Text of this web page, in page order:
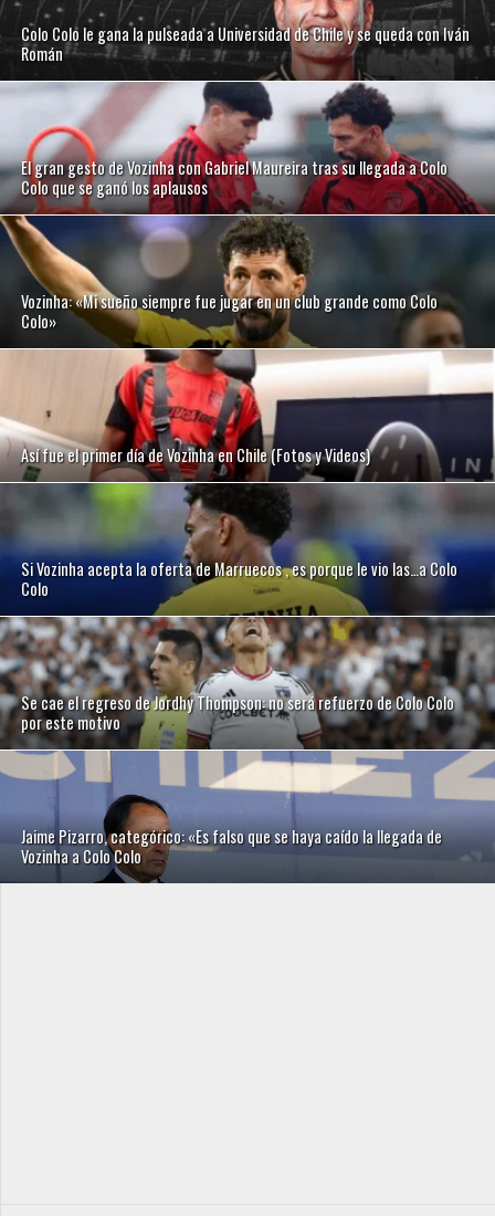
Colo Colo le gana la pulseada a Universidad de Chile y se queda con Iván
Román
El gran gesto de Vozinha con Gabriel Maureira tras su llegada a Colo
Colo que se ganó los aplausos
Vozinha: «Mi sueño siempre fue jugar en un club grande como Colo
Colo»
Así fue el primer día de Vozinha en Chile (Fotos y Videos)
Si Vozinha acepta la oferta de Marruecos , es porque le vio las…a Colo
Colo
Se cae el regreso de Jordhy Thompson: no será refuerzo de Colo Colo
por este motivo
Jaime Pizarro, categórico: «Es falso que se haya caído la llegada de
Vozinha a Colo Colo